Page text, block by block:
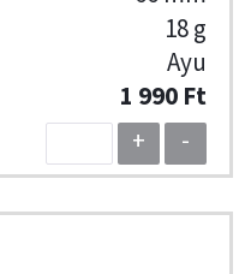
18 g
Ayu
1 990 Ft
+
-